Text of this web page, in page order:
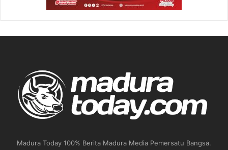
Madura Today 100% Berita Madura Media Pemersatu Bangsa.